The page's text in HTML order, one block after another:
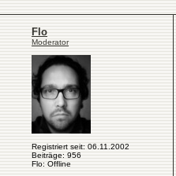
Flo
Moderator
Registriert seit: 06.11.2002
Beiträge: 956
Flo: Offline